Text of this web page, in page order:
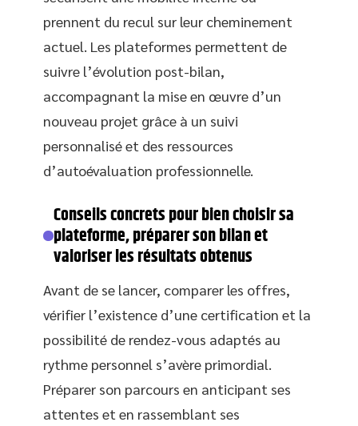
prennent du recul sur leur cheminement
actuel. Les plateformes permettent de
suivre l’évolution post-bilan,
accompagnant la mise en œuvre d’un
nouveau projet grâce à un suivi
personnalisé et des ressources
d’autoévaluation professionnelle.
Conseils concrets pour bien choisir sa
plateforme, préparer son bilan et
valoriser les résultats obtenus
Avant de se lancer, comparer les offres,
vérifier l’existence d’une certification et la
possibilité de rendez-vous adaptés au
rythme personnel s’avère primordial.
Préparer son parcours en anticipant ses
attentes et en rassemblant ses